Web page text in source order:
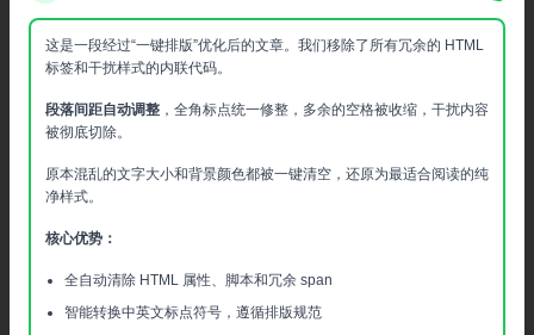
这是一段经过“一键排版”优化后的文章。我们移除了所有冗余的 HTML
标签和干扰样式的内联代码。
段落间距自动调整 ，全角标点统一修整，多余的空格被收缩，干扰内容
被彻底切除。
原本混乱的文字大小和背景颜色都被一键清空，还原为最适合阅读的纯
净样式。
核心优势：
全自动清除 HTML 属性、脚本和冗余 span
智能转换中英文标点符号，遵循排版规范